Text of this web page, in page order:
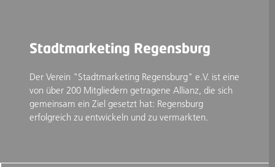
Stadtmarketing Regensburg
Der Verein "Stadtmarketing Regensburg" e.V. ist eine
von über 200 Mitgliedern getragene Allianz, die sich
gemeinsam ein Ziel gesetzt hat: Regensburg
erfolgreich zu entwickeln und zu vermarkten.